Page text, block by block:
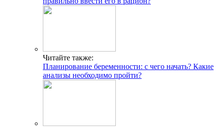
Беспокоит кровь во время овуляции? Варианты нормы и
поводы для обращения к врачу
Препараты при боли в сердце
Определение беременности на ранней стадии: признаки
зачатия после овуляции